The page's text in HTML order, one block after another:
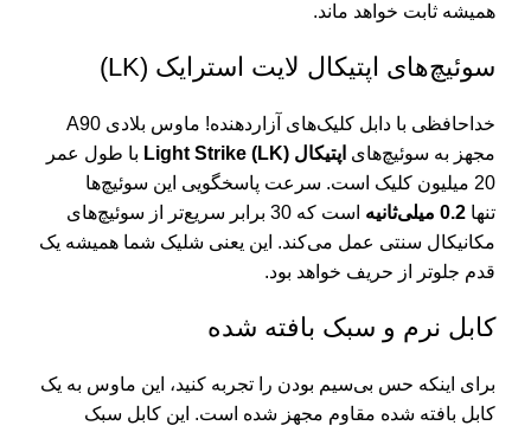
همیشه ثابت خواهد ماند.
سوئیچ‌های اپتیکال لایت استرایک (LK)
خداحافظی با دابل کلیک‌های آزاردهنده! ماوس بلادی A90
مجهز به سوئیچ‌های اپتیکال Light Strike (LK)
با طول عمر
20 میلیون کلیک است. سرعت پاسخگویی این سوئیچ‌ها
تنها 0.2 میلی‌ثانیه
است که 30 برابر سریع‌تر از سوئیچ‌های
مکانیکال سنتی عمل می‌کند. این یعنی شلیک شما همیشه یک
قدم جلوتر از حریف خواهد بود.
کابل نرم و سبک بافته شده
برای اینکه حس بی‌سیم بودن را تجربه کنید، این ماوس به یک
کابل بافته شده مقاوم مجهز شده است. این کابل سبک